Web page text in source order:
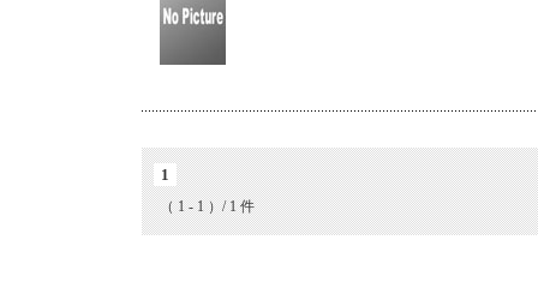
1
（ 1 - 1 ）/ 1 件